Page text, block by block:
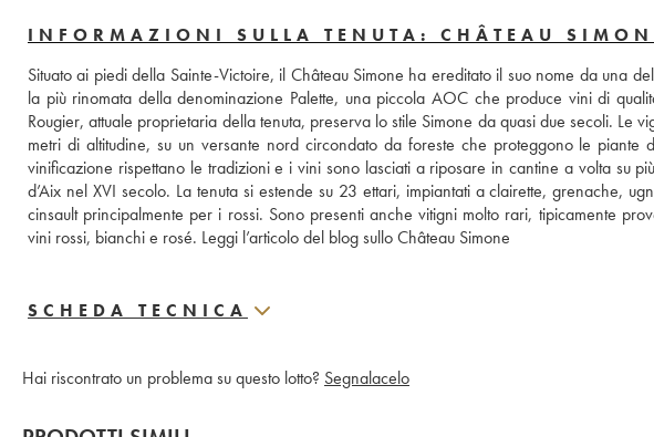
INFORMAZIONI SULLA TENUTA: CHÂTEAU
Situato ai piedi della Sainte-Victoire, il Château Simone ha ereditato il suo nome da una
la più rinomata della denominazione Palette, una piccola AOC che produce vini di
Rougier, attuale proprietaria della tenuta, preserva lo stile Simone da quasi due secoli. Le
metri di altitudine, su un versante nord circondato da foreste che proteggono le
vinificazione rispettano le tradizioni e i vini sono lasciati a riposare in cantine a volta su
d’Aix nel XVI secolo. La tenuta si estende su 23 ettari, impiantati a clairette, grenache,
cinsault principalmente per i rossi. Sono presenti anche vitigni molto rari, tipicamente
vini rossi, bianchi e rosé. Leggi l’articolo del blog sullo Château Simone
SCHEDA TECNICA
Hai riscontrato un problema su questo lotto? Segnalacelo